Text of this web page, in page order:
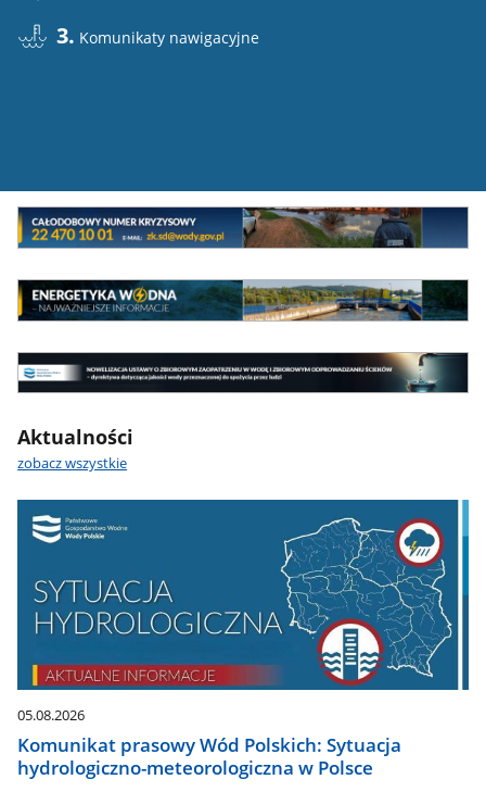
3. Komunikaty nawigacyjne
Mini
baner
numer
kryzysowy
MEW
Energetyka
-
najważniejsze
Nowelizacja
UOZZW
UOZZW
Aktualności
zobacz wszystkie
05.08.2026
Komunikat prasowy Wód Polskich: Sytuacja
hydrologiczno-meteorologiczna w Polsce